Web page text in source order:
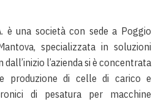
è una società con sede a Poggio
specializzata in soluzioni
l’azienda si è concentrata
produzione di celle di carico e
di pesatura per macchine